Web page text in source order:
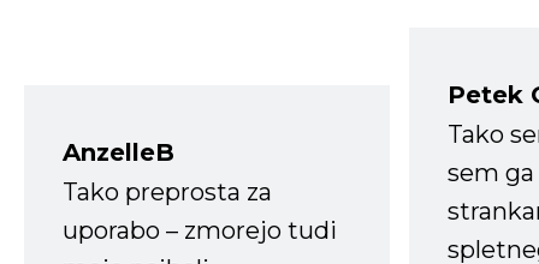
AnzelleB
Tako preprosta za
uporabo – zmorejo tudi
Petek
Tako
sem